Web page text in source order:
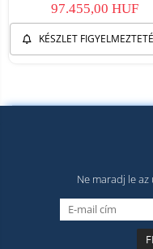
97.455,00 HUF
KÉSZLET
Ne maradj le